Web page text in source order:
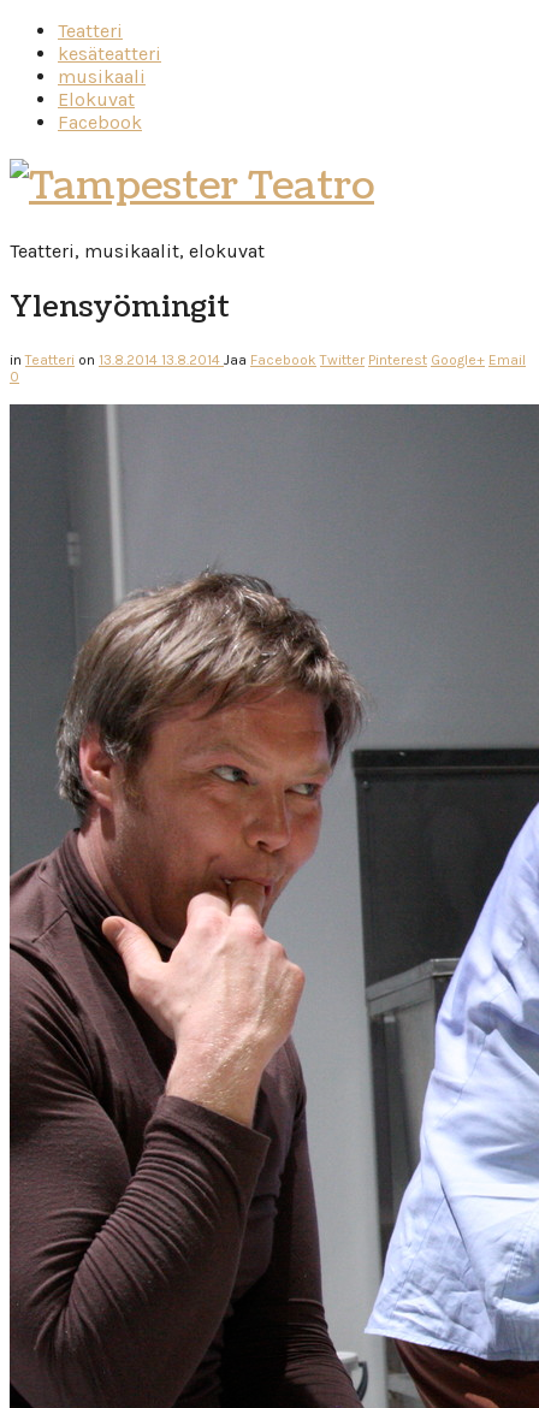
Teatteri
kesäteatteri
musikaali
Elokuvat
Facebook
Tampester
Teatro
Teatteri, musikaalit, elokuvat
Ylensyömingit
inTeatteri on 13.8.2014 13.8.2014 Jaa Facebook Twitter Pinterest Google+ Email
0